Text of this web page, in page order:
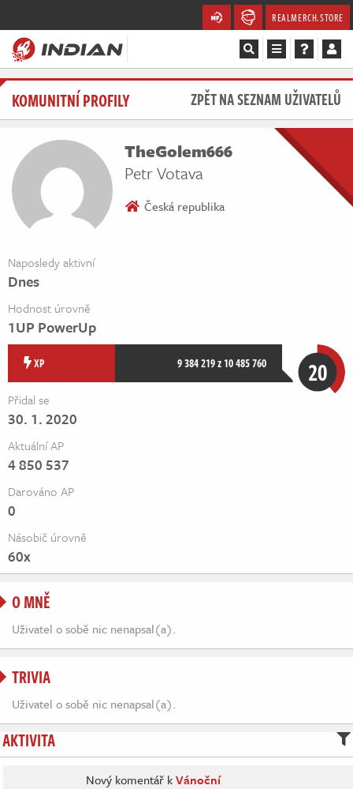
REALMERCH.STORE
Magazín
Videa
Soutěže
Komunita
Redakce
Živě
KOMUNITNÍ PROFILY ZPĚT NA SEZNAM UŽIVATELŮ
TheGolem666
Petr Votava
Česká republika
Naposledy aktivní
Dnes
Hodnost úrovně
1UP PowerUp
XP 9 384 219 z 10 485 760 20
Přidal se
30. 1. 2020
Aktuální AP
4 850 537
Darováno AP
0
Násobič úrovně
60x
O MNĚ
Uživatel o sobě nic nenapsal(a).
TRIVIA
Uživatel o sobě nic nenapsal(a).
AKTIVITA
Nový komentář kVánoční